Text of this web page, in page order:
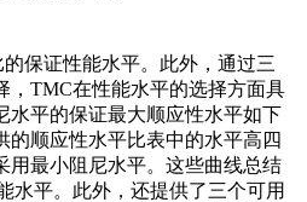
保证性能水平。此外，通过三
，TMC在性能水平的选择方面具
水平的保证最大顺应性水平如下
的顺应性水平比表中的水平高四
用最小阻尼水平。这些曲线总结
水平。此外，还提供了三个可用